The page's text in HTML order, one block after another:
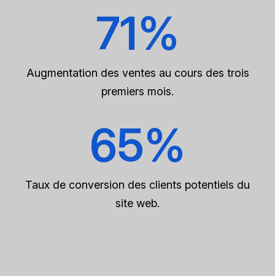
71%
Augmentation des ventes au cours des trois
premiers mois.
65%
Taux de conversion des clients potentiels du
site web.